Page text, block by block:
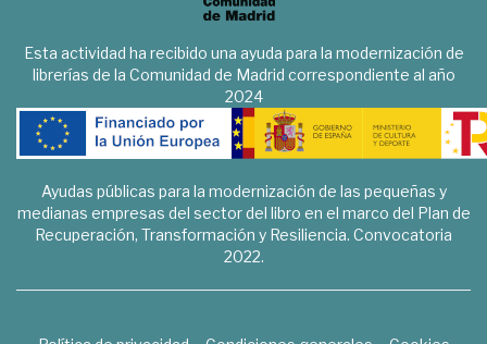
Esta actividad ha recibido una ayuda para la modernización de
librerías de la Comunidad de Madrid correspondiente al año
2024
Ayudas públicas para la modernización de las pequeñas y
medianas empresas del sector del libro en el marco del Plan de
Recuperación, Transformación y Resiliencia. Convocatoria
2022.